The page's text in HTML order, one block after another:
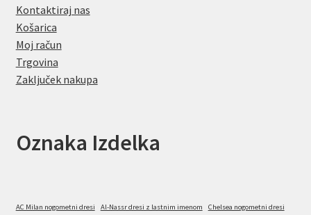
Kontaktiraj nas
Košarica
Moj račun
Trgovina
Zaključek nakupa
Oznaka Izdelka
AC Milan nogometni dresi Al-Nassr dresi z lastnim imenom Chelsea nogometni dresi